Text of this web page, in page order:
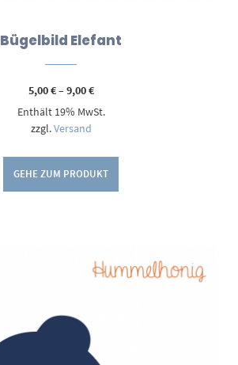
Bügelbild Elefant
5,00€–9,00€Preisspanne:
bis
Enthält 19% MwSt.
zzgl.Versand
GEHE ZUM PRODUKT